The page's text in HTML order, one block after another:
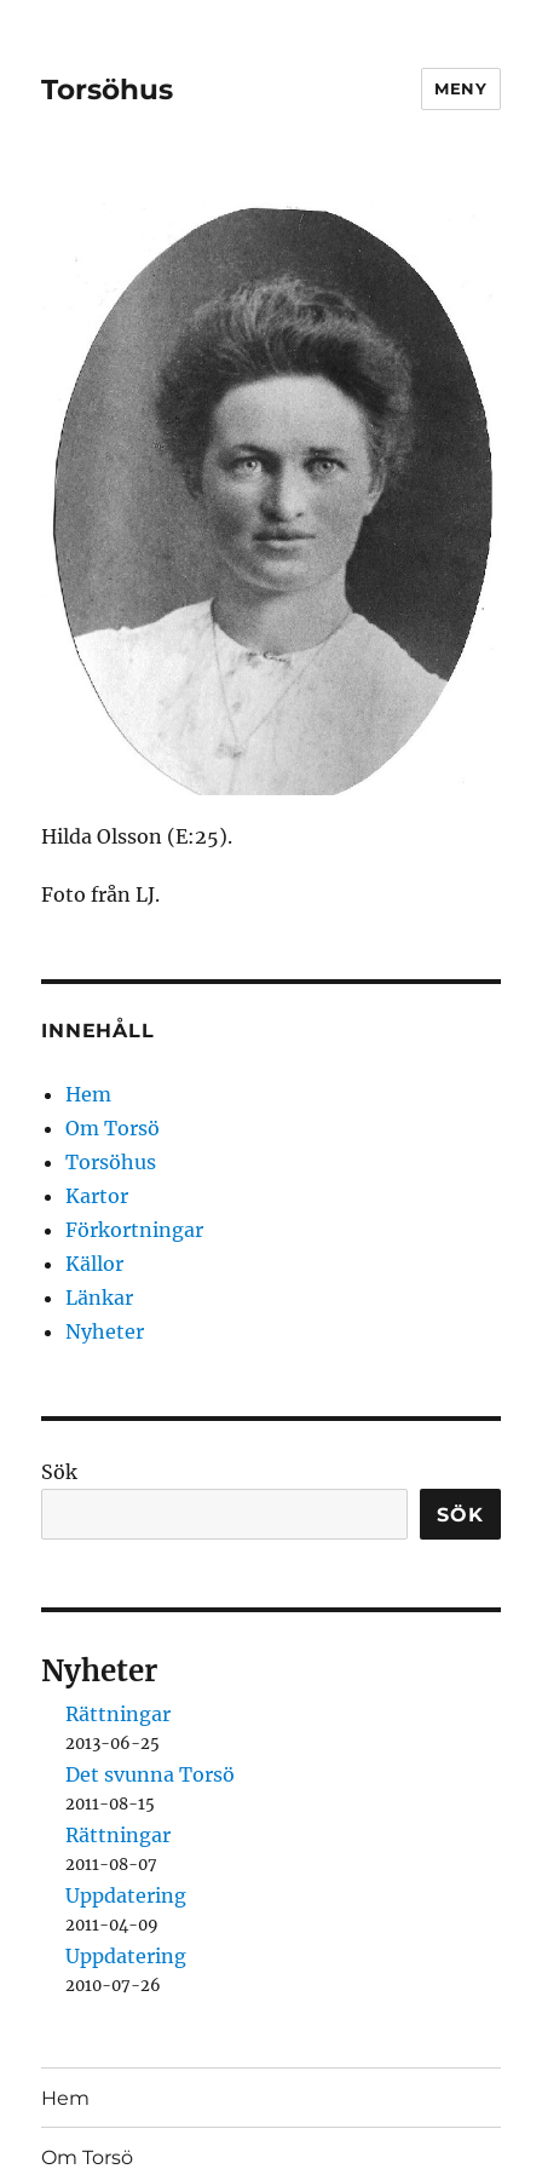
Torsöhus MENY
Hilda Olsson (E:25).
Foto från LJ.
INNEHÅLL
Hem
Om Torsö
Torsöhus
Kartor
Förkortningar
Källor
Länkar
Nyheter
Sök
SÖK
Nyheter
Rättningar
2013-06-25
Det svunna Torsö
2011-08-15
Rättningar
2011-08-07
Uppdatering
2011-04-09
Uppdatering
2010-07-26
Hem
Om Torsö